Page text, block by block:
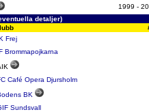
1999 -
detaljer)
Frej
Brommapojkarna
Café Opera Djursholm
BK
Sundsvall